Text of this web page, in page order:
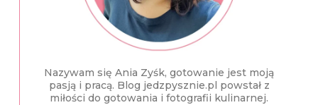
Nazywam się Ania Zyśk, gotowanie jest moją
pasją i pracą. Blog jedzpysznie.pl powstał z
miłości do gotowania i fotografii kulinarnej.